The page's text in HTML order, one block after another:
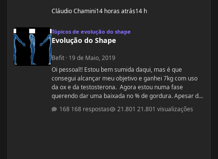
Cláudio Chamini14 horas atrás14 h
Tópicos de evolução do shape
Evolução do Shape
Befit · 19 de Maio, 2019
Oi pessoal!! Estou bem sumida daqui, mas é que
consegui alcançar meu objetivo e ganhei 7kg com uso
da ox e da testosterona. Agora estou numa fase
querendo dar uma baixada no % de gordura. Apesar de
estudar nutrição e saber exatamente o que devo fazer,
gostaria de compartilhamento de treinos e talvez
168 respostas 21.801 visualizações